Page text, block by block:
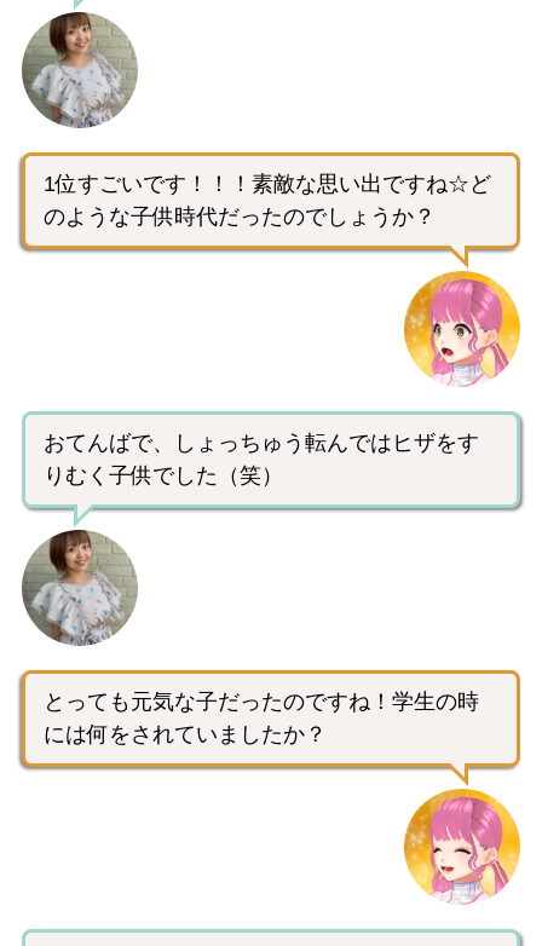
1位すごいです！！！素敵な思い出ですね☆ど
のような子供時代だったのでしょうか？
おてんばで、しょっちゅう転んではヒザをす
りむく子供でした（笑）
とっても元気な子だったのですね！学生の時
には何をされていましたか？